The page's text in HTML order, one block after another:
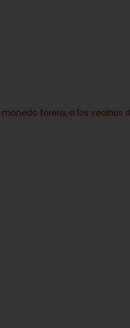
forera, a los vecinos